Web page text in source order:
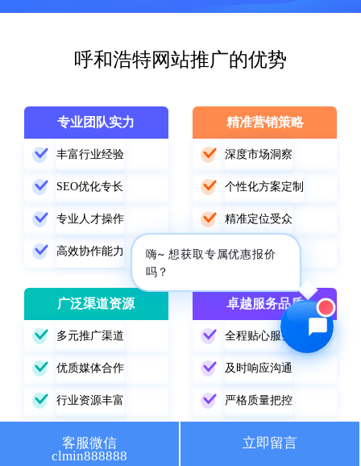
呼和浩特网站推广的优势
专业团队实力
丰富行业经验
SEO优化专长
专业人才操作
高效协作能力
精准营销策略
深度市场洞察
个性化方案定制
精准定位受众
数据驱动优化
广泛渠道资源
多元推广渠道
优质媒体合作
行业资源丰富
卓越服务品质
全程贴心服务
及时响应沟通
严格质量把控
客服微信
clmin888888
立即留言
嗨~ 想获取专属优惠报价
吗？
🔍 SEO优化 🎬 短视频
📍 GEO推广
📢 信息流 ✏️ 其他
咨询内容